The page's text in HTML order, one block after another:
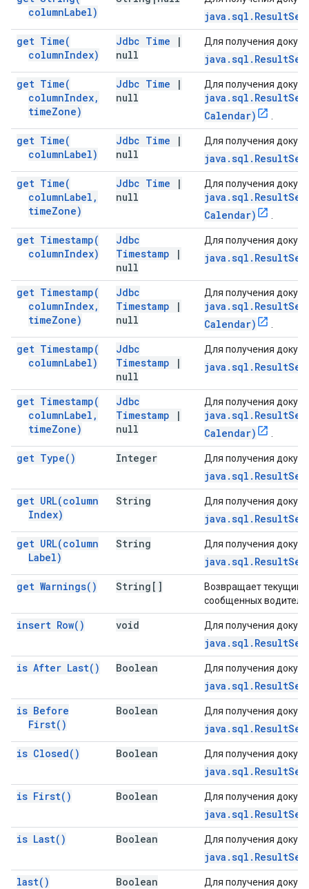
columnLabel)
get Time(
columnIndex)
Jdbc Time
|
null
Для получения
get Time(
columnIndex,
timeZone)
Jdbc Time
|
null
Для получения
Calendar)
get Time(
columnLabel)
Jdbc Time
|
null
Для получения
get Time(
columnLabel ,
timeZone)
Jdbc Time
|
null
Для получения
Calendar)
get Timestamp(
columnIndex)
Jdbc
Timestamp
|
null
Для получения
get Timestamp(
columnIndex,
timeZone)
Jdbc
Timestamp
|
null
Для получения
Calendar)
get Timestamp(
columnLabel)
Jdbc
Timestamp
|
null
Для получения
get Timestamp(
columnLabel ,
timeZone)
Jdbc
Timestamp
|
null
Для получения
Calendar)
get Type( ) Integer Для получения
get URL(column
Index)
String Для получения
get URL(column
Label)
String Для получения
get Warnings( ) String[]
Возвращает текущий
сообщенных
insert Row( ) void Для получения
is After Last( ) Boolean Для получения
is Before
First( )
Boolean Для получения
is Closed( ) Boolean Для получения
is First( ) Boolean Для получения
is Last( ) Boolean Для получения
last( ) Boolean Для получения